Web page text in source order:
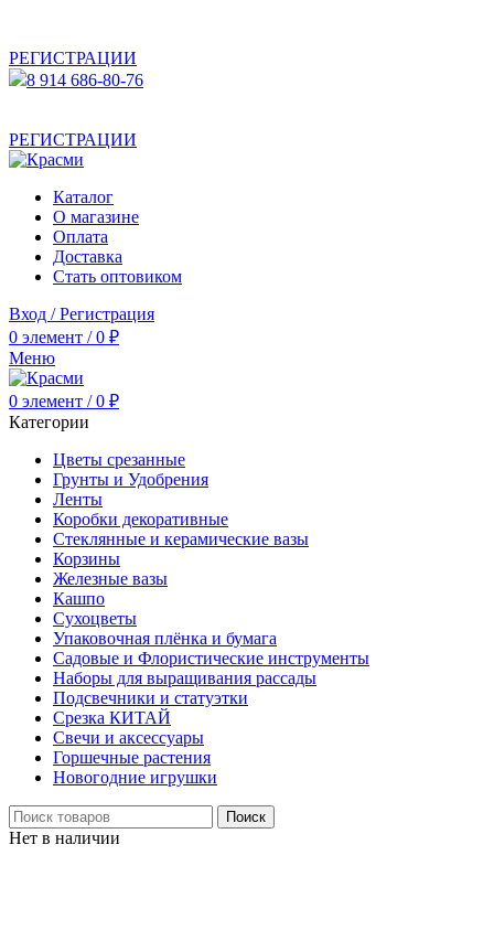
РЕГИСТРАЦИИ
8 914 686-80-76
РЕГИСТРАЦИИ
Каталог
О магазине
Оплата
Доставка
Стать оптовиком
Вход / Регистрация
0 элемент / 0 ₽
Меню
0 элемент / 0 ₽
Категории
Цветы срезанные
Грунты и Удобрения
Ленты
Коробки декоративные
Стеклянные и керамические вазы
Корзины
Железные вазы
Кашпо
Сухоцветы
Упаковочная плёнка и бумага
Садовые и Флористические инструменты
Наборы для выращивания рассады
Подсвечники и статуэтки
Срезка КИТАЙ
Свечи и аксессуары
Горшечные растения
Новогодние игрушки
Поиск
Нет в наличии